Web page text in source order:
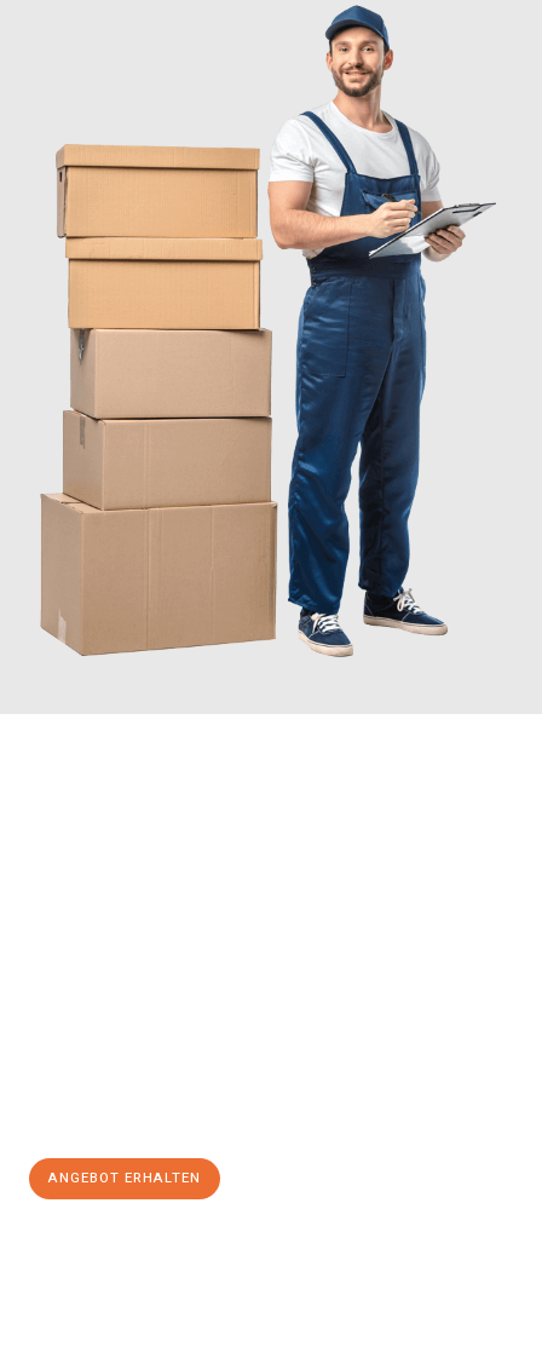
ANGEBOT ERHALTEN